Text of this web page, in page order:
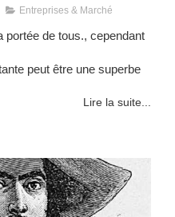
Entreprises & Marché
portée de tous., cependant
peut être une superbe
Lire la suite...